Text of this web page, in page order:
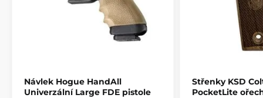
- Barvy: černá, OD Green, Flat Dark Earh , fialová,
růžová, Aqua, red lava,...
Příslušenství Pažby, pažbičky a střenky
Návlek Hogue HandAll
Univerzální Large FDE pistole
Střenky KSD
PocketLite